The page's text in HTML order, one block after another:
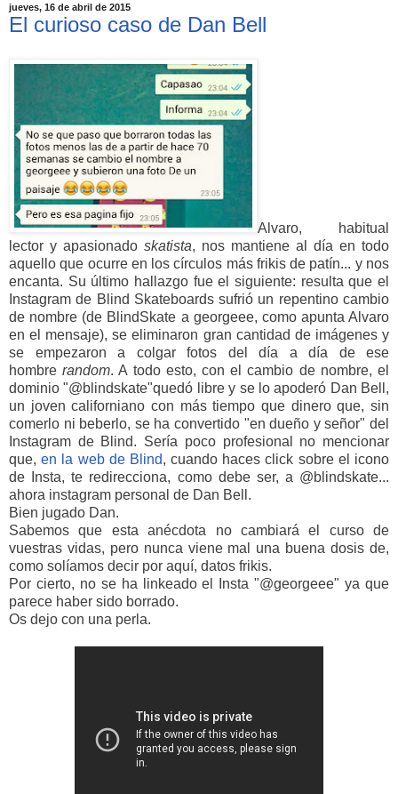
jueves, 16 de abril de 2015
El curioso caso de Dan Bell
Alvaro, habitual
lector y apasionado skatista, nos mantiene al día en todo
aquello que ocurre en los círculos más frikis de patín... y nos
encanta. Su último hallazgo fue el siguiente: resulta que el
Instagram de Blind Skateboards sufrió un repentino cambio
de nombre (de BlindSkate a georgeee, como apunta Alvaro
en el mensaje), se eliminaron gran cantidad de imágenes y
se empezaron a colgar fotos del día a día de ese
hombrerandom. A todo esto, con el cambio de nombre, el
dominio "@blindskate"quedó libre y se lo apoderó Dan Bell,
un joven californiano con más tiempo que dinero que, sin
comerlo ni beberlo, se ha convertido "en dueño y señor" del
Instagram de Blind. Sería poco profesional no mencionar
que,en la web de Blind, cuando haces click sobre el icono
de Insta, te redirecciona, como debe ser, a @blindskate...
ahora instagram personal de Dan Bell.
Bien jugado Dan.
Sabemos que esta anécdota no cambiará el curso de
vuestras vidas, pero nunca viene mal una buena dosis de,
como solíamos decir por aquí, datos frikis.
Por cierto, no se ha linkeado el Insta "@georgeee" ya que
parece haber sido borrado.
Os dejo con una perla.